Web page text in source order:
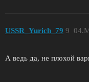
USSR_Yurich_79 9
А ведь да, не плохой